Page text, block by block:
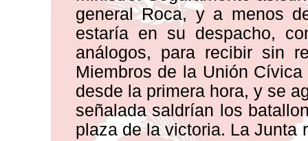
general Roca, y a menos
estaría en su despacho,
análogos, para recibir sin
Miembros de la Unión
desde la primera hora, y se
señalada saldrían los
plaza de la victoria. La Junta